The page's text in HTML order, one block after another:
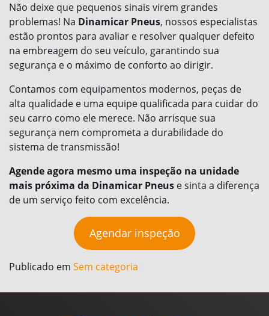
Não deixe que pequenos sinais virem grandes
problemas! Na Dinamicar Pneus, nossos especialistas
estão prontos para avaliar e resolver qualquer defeito
na embreagem do seu veículo, garantindo sua
segurança e o máximo de conforto ao dirigir.
Contamos com equipamentos modernos, peças de
alta qualidade e uma equipe qualificada para cuidar do
seu carro como ele merece. Não arrisque sua
segurança nem comprometa a durabilidade do
sistema de transmissão!
Agende agora mesmo uma inspeção na unidade
mais próxima da Dinamicar Pneus e sinta a diferença
de um serviço feito com excelência.
Agendar inspeção
Publicado em Sem categoria